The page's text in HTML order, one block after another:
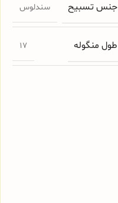
جنس تسبیح سندلوس
طول منگوله 17